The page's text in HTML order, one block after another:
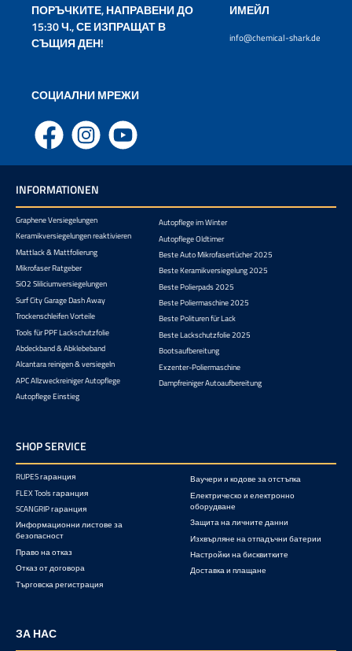
ПОРЪЧКИТЕ, НАПРАВЕНИ ДО
15:30 Ч., СЕ ИЗПРАЩАТ В
СЪЩИЯ ДЕН!
ИМЕЙЛ
info@chemical-shark.de
СОЦИАЛНИ МРЕЖИ
Facebook Instagram YouTube
INFORMATIONEN
Graphene Versiegelungen
Keramikversiegelungen reaktivieren
Mattlack & Mattfolierung
Mikrofaser Ratgeber
SiO2 Sliliciumversiegelungen
Surf City Garage Dash Away
Trockenschleifen Vorteile
Tools für PPF Lackschutzfolie
Abdeckband & Abklebeband
Alcantara reinigen & versiegeln
APC Allzweckreiniger Autopflege
Autopflege Einstieg
Autopflege im Winter
Autopflege Oldtimer
Beste Auto Mikrofasertücher 2025
Beste Keramikversiegelung 2025
Beste Polierpads 2025
Beste Poliermaschine 2025
Beste Polituren für Lack
Beste Lackschutzfolie 2025
Bootsaufbereitung
Exzenter-Poliermaschine
Dampfreiniger Autoaufbereitung
SHOP SERVICE
RUPES гаранция
FLEX Tools гаранция
SCANGRIP гаранция
Информационни листове за
безопасност
Право на отказ
Отказ от договора
Търговска регистрация
Ваучери и кодове за отстъпка
Електрическо и електронно
оборудване
Защита на личните данни
Изхвърляне на отпадъчни батерии
Настройки на бисквитките
Доставка и плащане
ЗА НАС